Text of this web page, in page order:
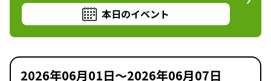
本日のイベント
2026年06月01日～2026年06月07日